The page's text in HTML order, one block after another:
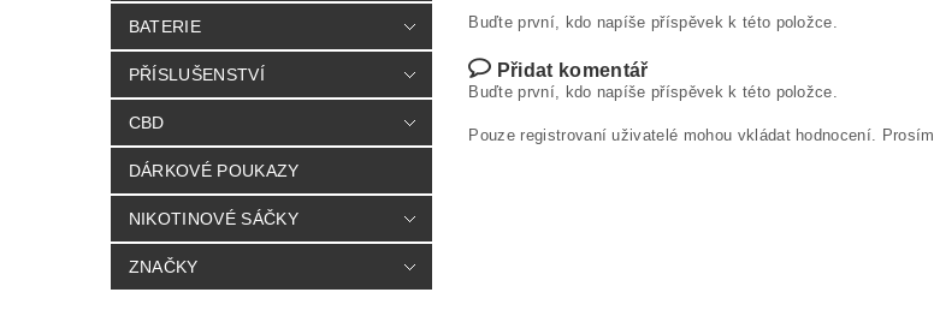
BATERIE
PŘÍSLUŠENSTVÍ
CBD
DÁRKOVÉ POUKAZY
NIKOTINOVÉ SÁČKY
ZNAČKY
Buďte první, kdo napíše příspěvek k této položce.
Přidat komentář
Buďte první, kdo napíše příspěvek k této položce.
Pouze registrovaní uživatelé mohou vkládat hodnocení. Prosím